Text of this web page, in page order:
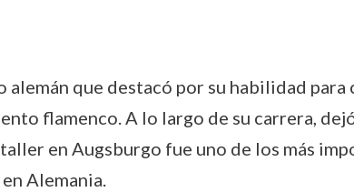
que destacó por su habilidad
flamenco. A lo largo de su carrera,
en Augsburgo fue uno de los más
Alemania.